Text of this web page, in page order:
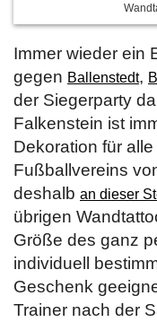
Immer wieder ein
gegen Ballenstedt,
der Siegerparty
Falkenstein ist
Dekoration für
Fußballvereins
deshalb an dieser
übrigen
Größe des ganz
individuell
Geschenk
Trainer nach der